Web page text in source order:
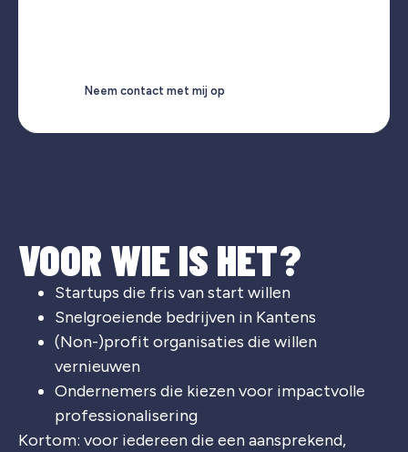
Neem contact met mij op
VOOR WIE IS HET?
Startups die fris van start willen
Snelgroeiende bedrijven in Kantens
(Non-)profit organisaties die willen
vernieuwen
Ondernemers die kiezen voor impactvolle
professionalisering
Kortom: voor iedereen die een aansprekend,